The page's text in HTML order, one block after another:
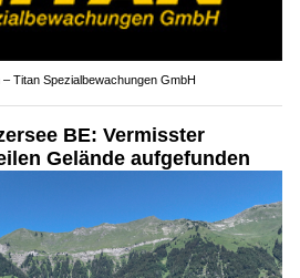
Titan Spezialbewachungen GmbH
BE: Vermisster
Gelände aufgefunden